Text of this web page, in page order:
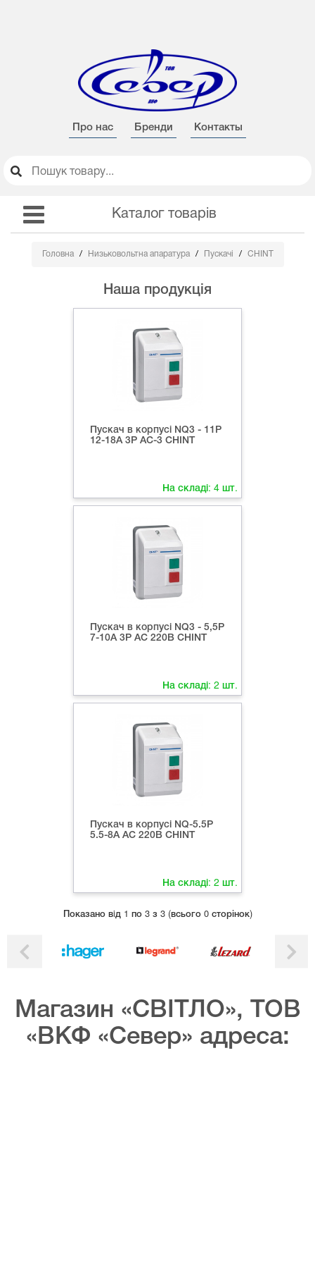
Про нас Бренди Контакты
Каталог товарів
Головна Низьковольтна апаратура Пускачі CHINT
Наша продукція
Пускач в корпусі NQ3 - 11P
12-18A 3P AC-3 CHINT
На складі: 4 шт.
Пускач в корпусі NQ3 - 5,5P
7-10A 3P AC 220В CHINT
На складі: 2 шт.
Пускач в корпусі NQ-5.5P
5.5-8A AC 220В CHINT
На складі: 2 шт.
Показано вiд 1 по 3 з 3 (всього 0 сторінок)
Магазин «СВІТЛО», ТОВ
«ВКФ «Север» адреса: